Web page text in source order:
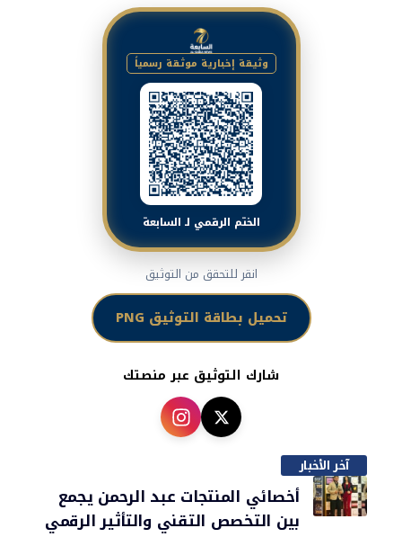
وثيقة إخبارية موثقة رسمياً
الختم الرقمي لـ السابعة
انقر للتحقق من التوثيق
تحميل بطاقة التوثيق PNG
شارك التوثيق عبر منصتك
آخر الأخبار
أخصائي المنتجات عبد الرحمن يجمع
بين التخصص التقني والتأثير الرقمي